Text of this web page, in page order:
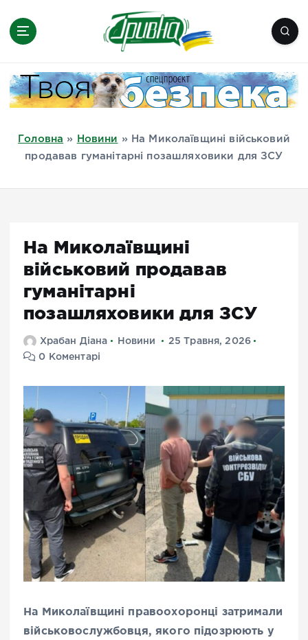
Миколаїв, Одеса, Мелітополь
Головна » Новини »
На Миколаївщині військовий
продавав гуманітарні позашляховики для ЗСУ
На Миколаївщині
військовий продавав
гуманітарні
позашляховики для ЗСУ
Храбан Діана Новини
25 Травня, 2026
0 Коментарі
На Миколаївщині правоохоронці затримали
військовослужбовця, якого підозрюють у